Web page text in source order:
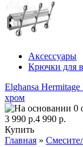
Аксессуары
Крючки для
Elghansa
хром
3 990 р.4 990 р.
Купить
Главная »